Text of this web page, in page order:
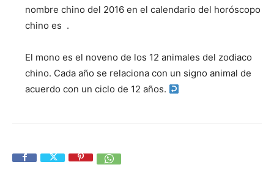
nombre chino del 2016 en el calendario del horóscopo
chino es .
El mono es el noveno de los 12 animales del zodiaco
chino. Cada año se relaciona con un signo animal de
acuerdo con un ciclo de 12 años.